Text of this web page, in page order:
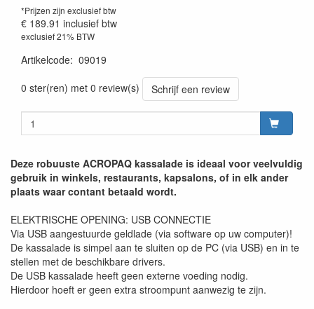
*Prijzen zijn exclusief btw
€ 189.91 inclusief btw
exclusief 21% BTW
Artikelcode: 09019
0 ster(ren) met 0 review(s)
Schrijf een review
Deze robuuste ACROPAQ kassalade is ideaal voor veelvuldig
gebruik in winkels, restaurants, kapsalons, of in elk ander
plaats waar contant betaald wordt.
ELEKTRISCHE OPENING: USB CONNECTIE
Via USB aangestuurde geldlade (via software op uw computer)!
De kassalade is simpel aan te sluiten op de PC (via USB) en in te
stellen met de beschikbare drivers.
De USB kassalade heeft geen externe voeding nodig.
Hierdoor hoeft er geen extra stroompunt aanwezig te zijn.